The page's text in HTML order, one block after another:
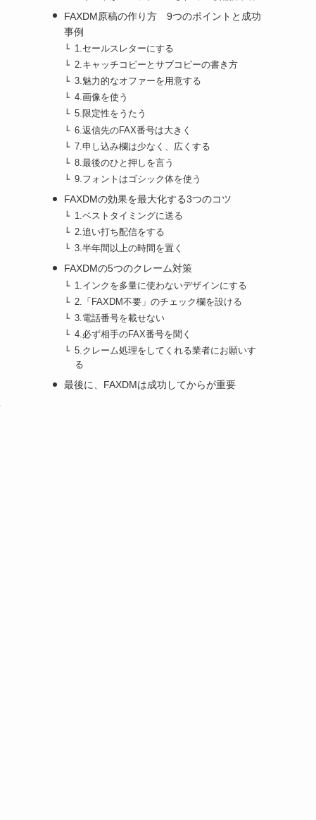
FAXDM原稿の作り方 9つのポイントと成功
事例
1.セールスレターにする
2.キャッチコピーとサブコピーの書き方
3.魅力的なオファーを用意する
4.画像を使う
5.限定性をうたう
6.返信先のFAX番号は大きく
7.申し込み欄は少なく、広くする
8.最後のひと押しを言う
9.フォントはゴシック体を使う
FAXDMの効果を最大化する3つのコツ
1.ベストタイミングに送る
2.追い打ち配信をする
3.半年間以上の時間を置く
FAXDMの5つのクレーム対策
1.インクを多量に使わないデザインにする
2.「FAXDM不要」のチェック欄を設ける
3.電話番号を載せない
4.必ず相手のFAX番号を聞く
5.クレーム処理をしてくれる業者にお願いす
る
最後に、FAXDMは成功してからが重要